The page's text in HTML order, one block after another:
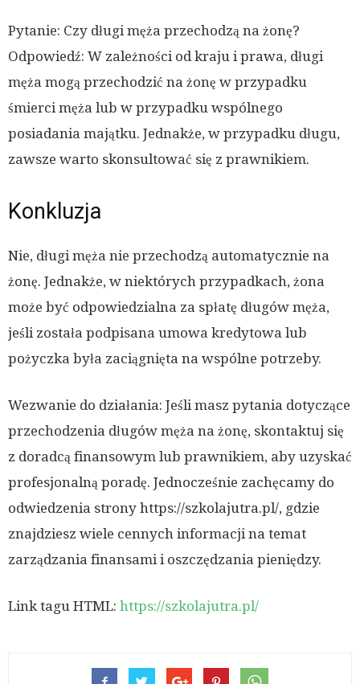
Pytanie: Czy długi męża przechodzą na żonę?
Odpowiedź: W zależności od kraju i prawa, długi
męża mogą przechodzić na żonę w przypadku
śmierci męża lub w przypadku wspólnego
posiadania majątku. Jednakże, w przypadku długu,
zawsze warto skonsultować się z prawnikiem.
Konkluzja
Nie, długi męża nie przechodzą automatycznie na
żonę. Jednakże, w niektórych przypadkach, żona
może być odpowiedzialna za spłatę długów męża,
jeśli została podpisana umowa kredytowa lub
pożyczka była zaciągnięta na wspólne potrzeby.
Wezwanie do działania: Jeśli masz pytania dotyczące
przechodzenia długów męża na żonę, skontaktuj się
z doradcą finansowym lub prawnikiem, aby uzyskać
profesjonalną poradę. Jednocześnie zachęcamy do
odwiedzenia strony https://szkolajutra.pl/, gdzie
znajdziesz wiele cennych informacji na temat
zarządzania finansami i oszczędzania pieniędzy.
Link tagu HTML: https://szkolajutra.pl/